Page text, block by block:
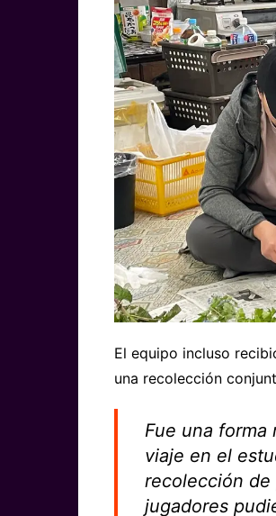
El equipo incluso
una recolección
Fue una forma
viaje en el
recolección de
jugadores